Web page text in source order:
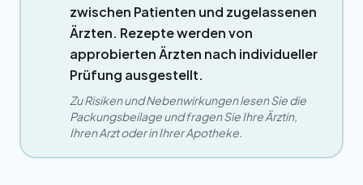
zwischen Patienten und zugelassenen
Ärzten. Rezepte werden von
approbierten Ärzten nach individueller
Prüfung ausgestellt.
Zu Risiken und Nebenwirkungen lesen Sie die
Packungsbeilage und fragen Sie Ihre Ärztin,
Ihren Arzt oder in Ihrer Apotheke.